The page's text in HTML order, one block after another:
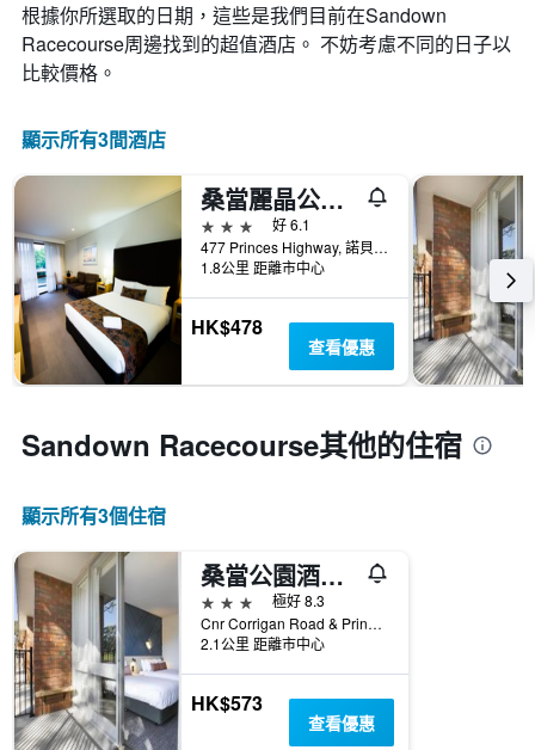
根據你所選取的日期，這些是我們目前在Sandown
Racecourse​周邊找到的超值​酒店。 不妨考慮不同的日子以
比較價格。
顯示所有3間酒店
桑當麗晶公寓式酒店
3星級
好 6.1
477 Princes Highway, 諾貝爾公園, VIC, 澳洲
1.8公里 距離市中心
HK$478
查看優惠
Sandown Racecourse​其他的住宿
顯示所有3​個住宿
桑當公園酒店 - 諾貝爾公園
3星級
極好 8.3
Cnr Corrigan Road & Princes Highway, 諾貝爾公園, VIC, 澳洲
2.1公里 距離市中心
HK$573
查看優惠